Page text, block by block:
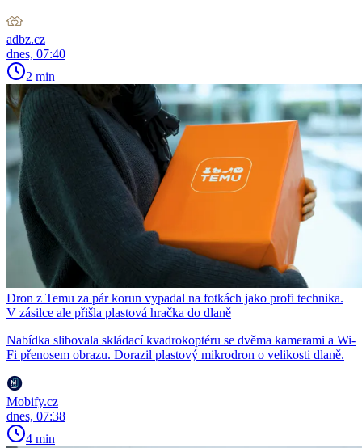
adbz.cz
dnes, 07:40
2 min
Dron z Temu za pár korun vypadal na fotkách jako profi technika.
V zásilce ale přišla plastová hračka do dlaně
Nabídka slibovala skládací kvadrokoptéru se dvěma kamerami a Wi-
Fi přenosem obrazu. Dorazil plastový mikrodron o velikosti dlaně.
Mobify.cz
dnes, 07:38
4 min